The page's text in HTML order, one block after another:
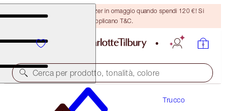
Ricevi un pennello per bronzer in omaggio quando spendi 120 €! Si
applicano T&C.
Cerca per prodotto, tonalità, colore
Trucco